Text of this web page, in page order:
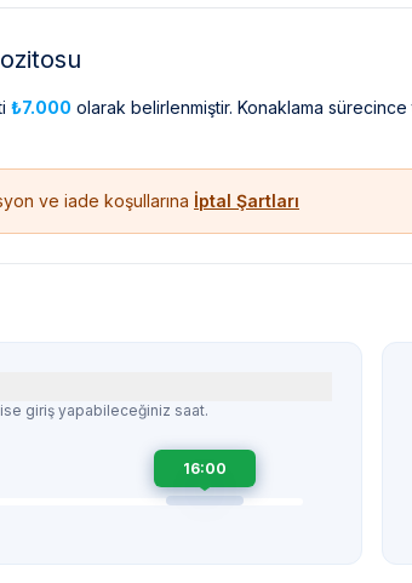
₺7.000 olarak belirlenmiştir. Konaklama sürecince
ve iade koşullarına İptal Şartları
giriş yapabileceğiniz saat.
16:00